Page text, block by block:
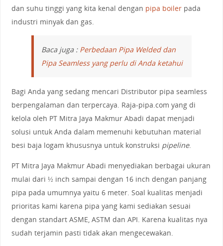
dan suhu tinggi yang kita kenal dengan pipa boilerpada
industri minyak dan gas.
Baca juga : Perbedaan Pipa Welded dan
Pipa Seamless yang perlu di Anda ketahui
Bagi Anda yang sedang mencari Distributor pipa seamless
berpengalaman dan terpercaya. Raja-pipa.com yang di
kelola oleh PT Mitra Jaya Makmur Abadi dapat menjadi
solusi untuk Anda dalam memenuhi kebutuhan material
besi baja logam khususnya untuk konstruksi pipeline.
PT Mitra Jaya Makmur Abadi menyediakan berbagai ukuran
mulai dari ½ inch sampai dengan 16 inch dengan panjang
pipa pada umumnya yaitu 6 meter. Soal kualitas menjadi
prioritas kami karena pipa yang kami sediakan sesuai
dengan standart ASME, ASTM dan API. Karena kualitas nya
sudah terjamin pasti tidak akan mengecewakan.